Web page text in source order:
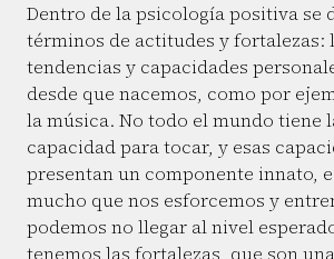
Dentro de la psicología positiva se
términos de actitudes y fortalezas:
tendencias y capacidades
desde que nacemos, como por
la música. No todo el mundo tiene
capacidad para tocar, y esas
presentan un componente innato,
mucho que nos esforcemos y
podemos no llegar al nivel
tenemos las fortalezas, que son